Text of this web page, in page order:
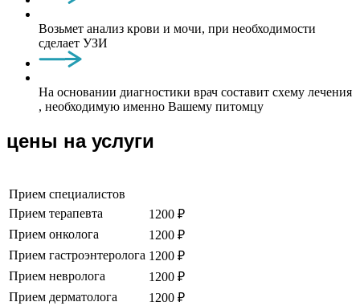
Возьмет анализ крови и мочи, при необходимости
сделает УЗИ
На основании диагностики врач составит схему лечения
, необходимую именно Вашему питомцу
цены на услуги
Прием специалистов
Прием терапевта
1200 ₽
Прием онколога
1200 ₽
Прием гастроэнтеролога 1200 ₽
Прием невролога
1200 ₽
Прием дерматолога
1200 ₽